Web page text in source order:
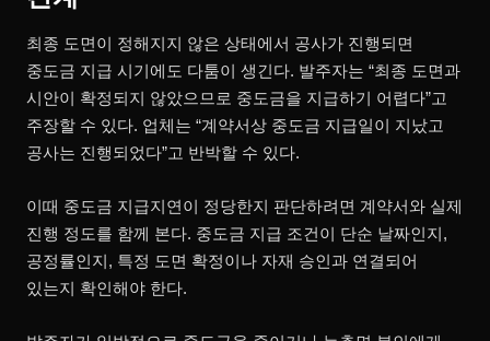
최종 도면이 정해지지 않은 상태에서 공사가 진행되면
중도금 지급 시기에도 다툼이 생긴다. 발주자는 “최종 도면과
시안이 확정되지 않았으므로 중도금을 지급하기 어렵다”고
주장할 수 있다. 업체는 “계약서상 중도금 지급일이 지났고
공사는 진행되었다”고 반박할 수 있다.
이때 중도금 지급지연이 정당한지 판단하려면 계약서와 실제
진행 정도를 함께 본다. 중도금 지급 조건이 단순 날짜인지,
공정률인지, 특정 도면 확정이나 자재 승인과 연결되어
있는지 확인해야 한다.